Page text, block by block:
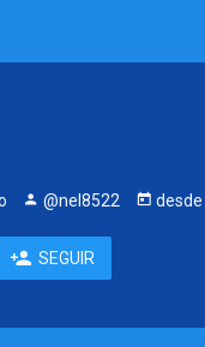
@nel8522 desde
SEGUIR